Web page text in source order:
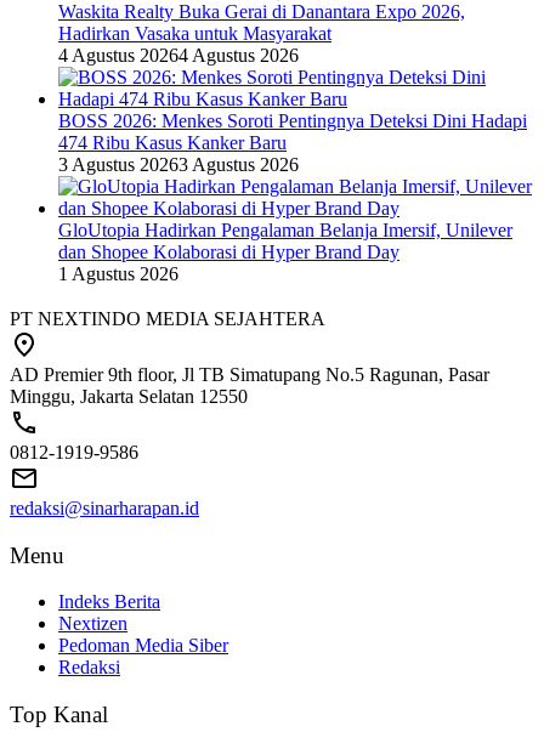
Waskita Realty Buka Gerai di Danantara Expo 2026,
Hadirkan Vasaka untuk Masyarakat
4 Agustus 20264 Agustus 2026
BOSS 2026: Menkes Soroti Pentingnya Deteksi Dini Hadapi
474 Ribu Kasus Kanker Baru
3 Agustus 20263 Agustus 2026
GloUtopia Hadirkan Pengalaman Belanja Imersif, Unilever
dan Shopee Kolaborasi di Hyper Brand Day
1 Agustus 2026
PT NEXTINDO MEDIA SEJAHTERA
AD Premier 9th floor, Jl TB Simatupang No.5 Ragunan, Pasar
Minggu, Jakarta Selatan 12550
0812-1919-9586
redaksi@sinarharapan.id
Menu
Indeks Berita
Nextizen
Pedoman Media Siber
Redaksi
Top Kanal